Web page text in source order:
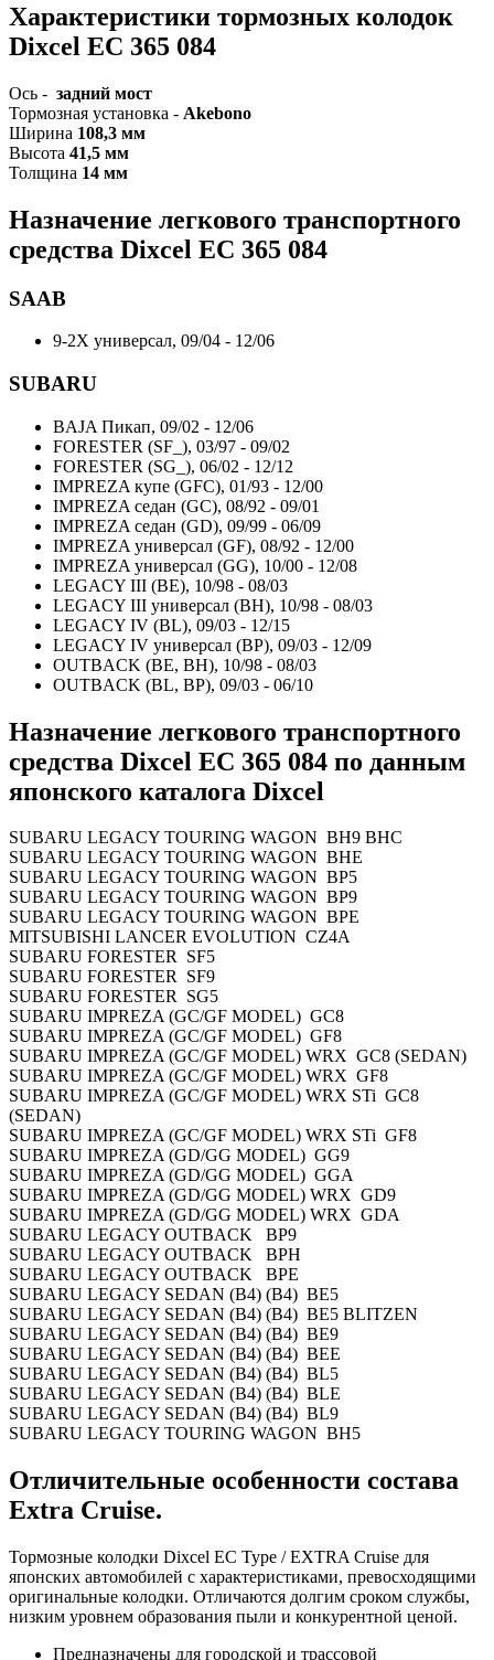
Характеристики тормозных колодок
Dixcel EC 365 084
Ось - задний мост
Тормозная установка - Akebono
Ширина 108,3 мм
Высота 41,5 мм
Толщина 14 мм
Назначение легкового транспортного
средства Dixcel EC 365 084
SAAB
9-2X универсал, 09/04 - 12/06
SUBARU
BAJA Пикап, 09/02 - 12/06
FORESTER (SF_), 03/97 - 09/02
FORESTER (SG_), 06/02 - 12/12
IMPREZA купе (GFC), 01/93 - 12/00
IMPREZA седан (GC), 08/92 - 09/01
IMPREZA седан (GD), 09/99 - 06/09
IMPREZA универсал (GF), 08/92 - 12/00
IMPREZA универсал (GG), 10/00 - 12/08
LEGACY III (BE), 10/98 - 08/03
LEGACY III универсал (BH), 10/98 - 08/03
LEGACY IV (BL), 09/03 - 12/15
LEGACY IV универсал (BP), 09/03 - 12/09
OUTBACK (BE, BH), 10/98 - 08/03
OUTBACK (BL, BP), 09/03 - 06/10
Назначение легкового транспортного
средства Dixcel EC 365 084 по данным
японского каталога Dixcel
SUBARU LEGACY TOURING WAGON BH9 BHC
SUBARU LEGACY TOURING WAGON BHE
SUBARU LEGACY TOURING WAGON BP5
SUBARU LEGACY TOURING WAGON BP9
SUBARU LEGACY TOURING WAGON BPE
MITSUBISHI LANCER EVOLUTION CZ4A
SUBARU FORESTER SF5
SUBARU FORESTER SF9
SUBARU FORESTER SG5
SUBARU IMPREZA (GC/GF MODEL) GC8
SUBARU IMPREZA (GC/GF MODEL) GF8
SUBARU IMPREZA (GC/GF MODEL) WRX GC8 (SEDAN)
SUBARU IMPREZA (GC/GF MODEL) WRX GF8
SUBARU IMPREZA (GC/GF MODEL) WRX STi GC8
(SEDAN)
SUBARU IMPREZA (GC/GF MODEL) WRX STi GF8
SUBARU IMPREZA (GD/GG MODEL) GG9
SUBARU IMPREZA (GD/GG MODEL) GGA
SUBARU IMPREZA (GD/GG MODEL) WRX GD9
SUBARU IMPREZA (GD/GG MODEL) WRX GDA
SUBARU LEGACY OUTBACK BP9
SUBARU LEGACY OUTBACK BPH
SUBARU LEGACY OUTBACK BPE
SUBARU LEGACY SEDAN (B4) (B4) BE5
SUBARU LEGACY SEDAN (B4) (B4) BE5 BLITZEN
SUBARU LEGACY SEDAN (B4) (B4) BE9
SUBARU LEGACY SEDAN (B4) (B4) BEE
SUBARU LEGACY SEDAN (B4) (B4) BL5
SUBARU LEGACY SEDAN (B4) (B4) BLE
SUBARU LEGACY SEDAN (B4) (B4) BL9
SUBARU LEGACY TOURING WAGON BH5
Отличительные особенности состава
Extra Cruise.
Тормозные колодки Dixcel EC Type / EXTRA Cruise для
японских автомобилей с характеристиками, превосходящими
оригинальные колодки. Отличаются долгим сроком службы,
низким уровнем образования пыли и конкурентной ценой.
Предназначены для городской и трассовой